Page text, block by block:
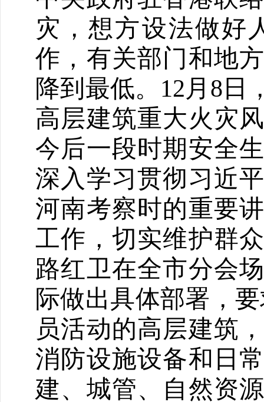
灾，想方设法做好
作，有关部门和地
降到最低。 12月8日
高层建筑重大火灾
今后一段时期安全
深入学习贯彻习近
河南考察时的重要
工作，切实维护群
路红卫在全市分会
际做出具体部署，
员活动的高层建筑
消防设施设备和日
建、城管、自然资